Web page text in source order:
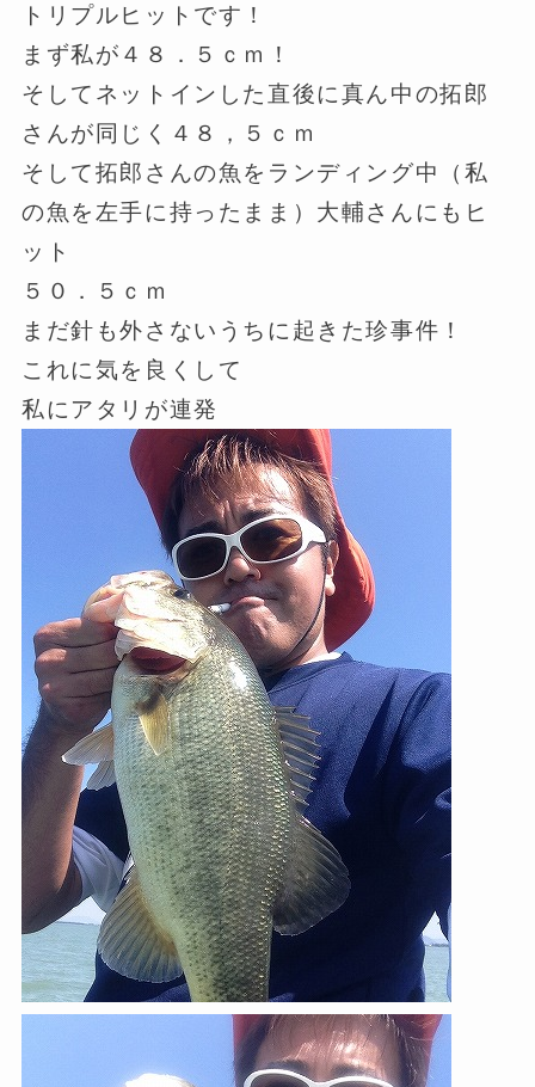
トリプルヒットです！
まず私が４８．５ｃｍ！
そしてネットインした直後に真ん中の拓郎
さんが同じく４８，５ｃｍ
そして拓郎さんの魚をランディング中（私
の魚を左手に持ったまま）大輔さんにもヒ
ット
５０．５ｃｍ
まだ針も外さないうちに起きた珍事件！
これに気を良くして
私にアタリが連発